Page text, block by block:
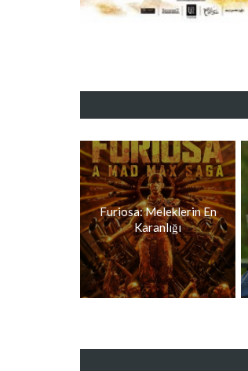
Furiosa: Meleklerin En
Karanlığı